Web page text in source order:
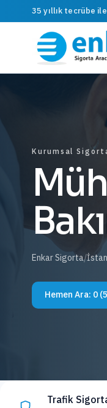
35 yıllık tecrübe
Kurumsal
Enkar Sigorta/
Hemen Ara: 0
Trafik